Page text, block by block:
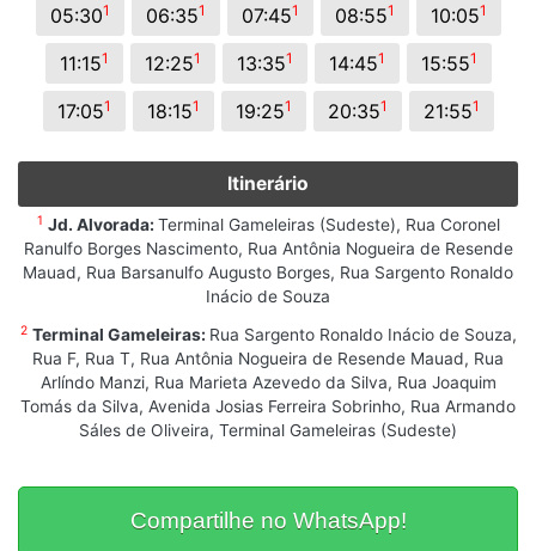
05:301 06:351 07:451 08:551 10:051
11:151 12:251 13:351 14:451 15:551
17:051 18:151 19:251 20:351 21:551
Itinerário
1 Jd. Alvorada: Terminal Gameleiras (Sudeste), Rua Coronel
Ranulfo Borges Nascimento, Rua Antônia Nogueira de Resende
Mauad, Rua Barsanulfo Augusto Borges, Rua Sargento Ronaldo
Inácio de Souza
2 Terminal Gameleiras: Rua Sargento Ronaldo Inácio de Souza,
Rua F, Rua T, Rua Antônia Nogueira de Resende Mauad, Rua
Arlíndo Manzi, Rua Marieta Azevedo da Silva, Rua Joaquim
Tomás da Silva, Avenida Josias Ferreira Sobrinho, Rua Armando
Sáles de Oliveira, Terminal Gameleiras (Sudeste)
Compartilhe no WhatsApp!